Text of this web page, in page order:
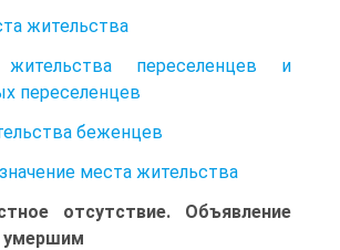
жительства
переселенцев и
переселенцев
беженцев
места жительства
отсутствие. Объявление
умершим